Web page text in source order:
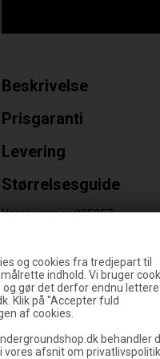
og cookies fra tredjepart til
indhold. Vi bruger
gør det derfor endnu
Klik på "Accepter fuld
af cookies.
behandler
vores afsnit om privatlivspolitik
Beskrivelse
Prisgaranti
Levering
Størrelsesguide
Varenummer:025357
SPAR 30%